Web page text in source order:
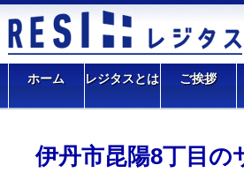
ホーム レジタスとは ご挨拶
サイト 高齢者住宅ナビ>ホーム>過去の
サ高住
伊丹市昆陽8丁目の